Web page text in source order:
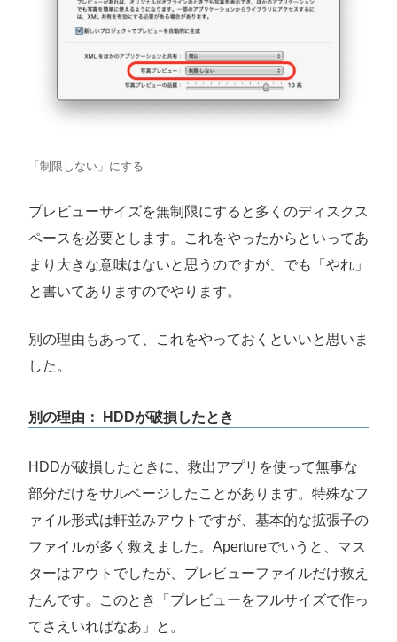
「制限しない」にする
プレビューサイズを無制限にすると多くのディスクス
ペースを必要とします。これをやったからといってあ
まり大きな意味はないと思うのですが、でも「やれ」
と書いてありますのでやります。
別の理由もあって、これをやっておくといいと思いま
した。
別の理由： HDDが破損したとき
HDDが破損したときに、救出アプリを使って無事な
部分だけをサルベージしたことがあります。特殊なフ
ァイル形式は軒並みアウトですが、基本的な拡張子の
ファイルが多く救えました。Apertureでいうと、マス
ターはアウトでしたが、プレビューファイルだけ救え
たんです。このとき「プレビューをフルサイズで作っ
てさえいればなあ」と。